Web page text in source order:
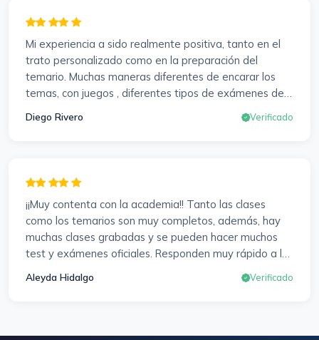
profesores accesibles, atentos y dispuestos para
resolver dudas, se agradece. Incluso se ofrecieron a
ayudarme a buscar impugnaciones de preguntas del
examen para subir nota. Gracias Vanesa y Pablo.
Mi experiencia a sido realmente positiva, tanto en el
trato personalizado como en la preparación del
temario. Muchas maneras diferentes de encarar los
temas, con juegos , diferentes tipos de exámenes de
preparación y un temario muy al día. Una experiencia
muy positiva en todos los sentidos.
Diego Rivero Verificado
¡¡Muy contenta con la academia!! Tanto las clases
como los temarios son muy completos, además, hay
muchas clases grabadas y se pueden hacer muchos
test y exámenes oficiales. Responden muy rápido a los
correros y cada pocos días hay seminarios. Lo vuelvo a
decir, ¡¡Muy Contenta!!
Aleyda Hidalgo Verificado